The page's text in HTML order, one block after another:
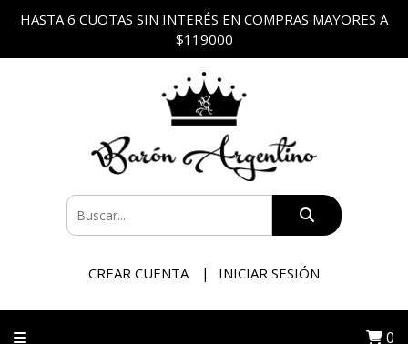
HASTA 6 CUOTAS SIN INTERÉS EN COMPRAS MAYORES A
$119000
CREAR CUENTA INICIAR SESIÓN
0